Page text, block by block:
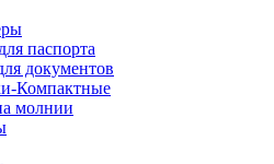
паспорта
документов
Компактные
молнии